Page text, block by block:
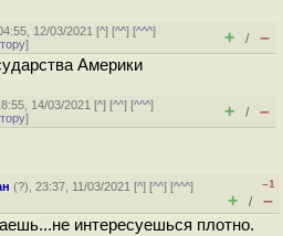
12/03/2021 [^] [^^] [^^^]
] + / –
Америки
14/03/2021 [^] [^^] [^^^]
] + / –
(?), 23:37, 11/03/2021 [^] [^^] [^^^]
–1
+ / –
интересуешься плотно.